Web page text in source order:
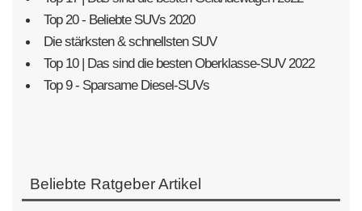
Top 20 - Beliebte SUVs 2020
Die stärksten & schnellsten SUV
Top 10 | Das sind die besten Oberklasse-SUV 2022
Top 9 - Sparsame Diesel-SUVs
Beliebte Ratgeber Artikel